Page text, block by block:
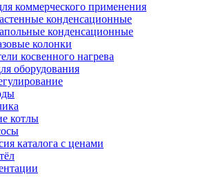
коммерческого применения
конденсационные
конденсационные
колонки
косвенного нагрева
оборудования
котлы
каталога с ценами